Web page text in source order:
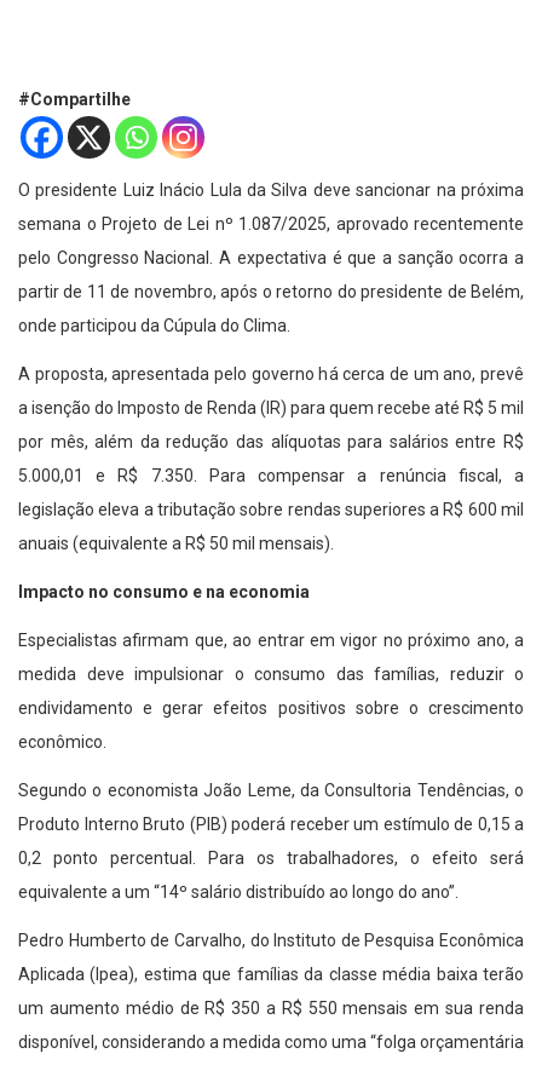
#Compartilhe
O presidente Luiz Inácio Lula da Silva deve sancionar na próxima
semana o Projeto de Lei nº 1.087/2025, aprovado recentemente
pelo Congresso Nacional. A expectativa é que a sanção ocorra a
partir de 11 de novembro, após o retorno do presidente de Belém,
onde participou da Cúpula do Clima.
A proposta, apresentada pelo governo há cerca de um ano, prevê
a isenção do Imposto de Renda (IR) para quem recebe até R$ 5 mil
por mês, além da redução das alíquotas para salários entre R$
5.000,01 e R$ 7.350. Para compensar a renúncia fiscal, a
legislação eleva a tributação sobre rendas superiores a R$ 600 mil
anuais (equivalente a R$ 50 mil mensais).
Impacto no consumo e na economia
Especialistas afirmam que, ao entrar em vigor no próximo ano, a
medida deve impulsionar o consumo das famílias, reduzir o
endividamento e gerar efeitos positivos sobre o crescimento
econômico.
Segundo o economista João Leme, da Consultoria Tendências, o
Produto Interno Bruto (PIB) poderá receber um estímulo de 0,15 a
0,2 ponto percentual. Para os trabalhadores, o efeito será
equivalente a um “14º salário distribuído ao longo do ano”.
Pedro Humberto de Carvalho, do Instituto de Pesquisa Econômica
Aplicada (Ipea), estima que famílias da classe média baixa terão
um aumento médio de R$ 350 a R$ 550 mensais em sua renda
disponível, considerando a medida como uma “folga orçamentária